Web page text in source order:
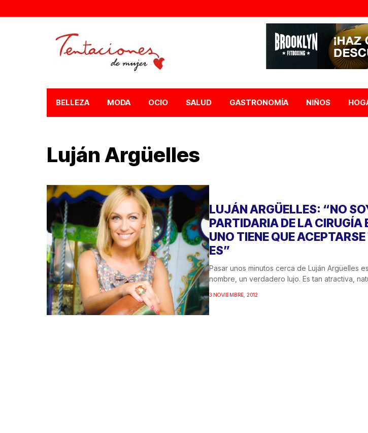
BELLEZA MODA OCIO SALUD GASTRONOMÍA NIÑOS
Luján Argüelles
LUJÁN ARGÜELLES: “NO
PARTIDARIA DE LA CIRUGÍA
UNO TIENE QUE
ES”
Pasar unos minutos cerca de Luján Argüelles
nombre, un verdadero lujo. Es tan atractiva,
3 NOVIEMBRE, 2012